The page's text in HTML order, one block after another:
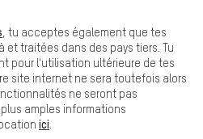
, tu acceptes également que tes
traitées dans des pays tiers. Tu
pour l'utilisation ultérieure de tes
site internet ne sera toutefois alors
ne seront pas
amples informations
ici